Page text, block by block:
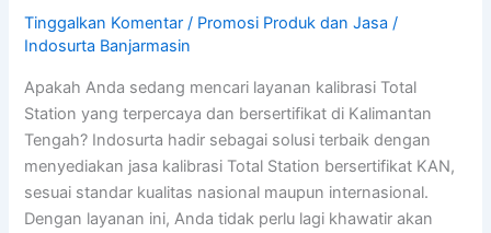
Tinggalkan Komentar / Promosi Produk dan Jasa /
Indosurta Banjarmasin
Apakah Anda sedang mencari layanan kalibrasi Total
Station yang terpercaya dan bersertifikat di Kalimantan
Tengah? Indosurta hadir sebagai solusi terbaik dengan
menyediakan jasa kalibrasi Total Station bersertifikat KAN,
sesuai standar kualitas nasional maupun internasional.
Dengan layanan ini, Anda tidak perlu lagi khawatir akan